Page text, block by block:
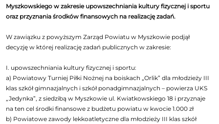
Myszkowskiego w zakresie upowszechniania kultury fizycznej i sportu
oraz przyznania środków finansowych na realizację zadań.
W zawiązku z powyższym Zarząd Powiatu w Myszkowie podjął
decyzję w której realizację zadań publicznych w zakresie:
I. upowszechniania kultury fizycznej i sportu:
a) Powiatowy Turniej Piłki Nożnej na boiskach „Orlik” dla młodzieży III
klas szkół gimnazjalnych i szkół ponadgimnazjalnych – powierza UKS
„Jedynka”, z siedzibą w Myszkowie ul. Kwiatkowskiego 18 i przyznaje
na ten cel środki finansowe z budżetu powiatu w kwocie 1.000 zł
b) Powiatowe zawody lekkoatletyczne dla młodzieży III klas szkół